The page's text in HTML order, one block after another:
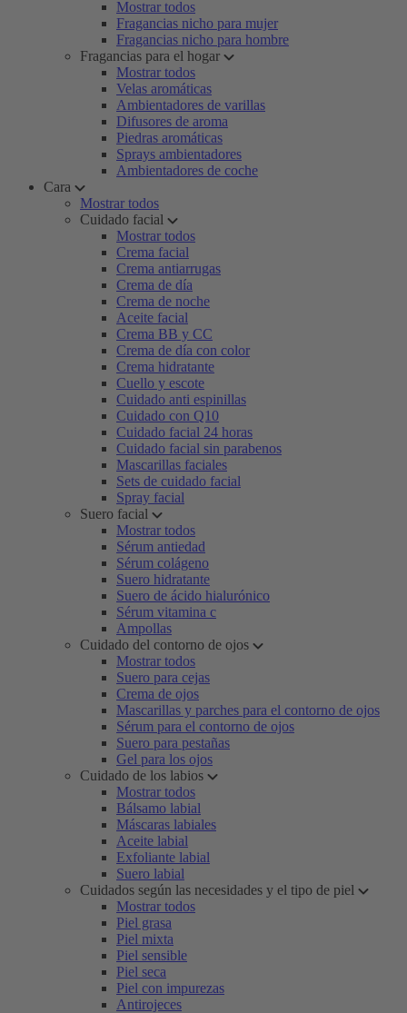
Mostrar todos
Fragancias nicho para mujer
Fragancias nicho para hombre
Fragancias para el hogar
Mostrar todos
Velas aromáticas
Ambientadores de varillas
Difusores de aroma
Piedras aromáticas
Sprays ambientadores
Ambientadores de coche
Cara
Mostrar todos
Cuidado facial
Mostrar todos
Crema facial
Crema antiarrugas
Crema de día
Crema de noche
Aceite facial
Crema BB y CC
Crema de día con color
Crema hidratante
Cuello y escote
Cuidado anti espinillas
Cuidado con Q10
Cuidado facial 24 horas
Cuidado facial sin parabenos
Mascarillas faciales
Sets de cuidado facial
Spray facial
Suero facial
Mostrar todos
Sérum antiedad
Sérum colágeno
Suero hidratante
Suero de ácido hialurónico
Sérum vitamina c
Ampollas
Cuidado del contorno de ojos
Mostrar todos
Suero para cejas
Crema de ojos
Mascarillas y parches para el contorno de ojos
Sérum para el contorno de ojos
Suero para pestañas
Gel para los ojos
Cuidado de los labios
Mostrar todos
Bálsamo labial
Máscaras labiales
Aceite labial
Exfoliante labial
Suero labial
Cuidados según las necesidades y el tipo de piel
Mostrar todos
Piel grasa
Piel mixta
Piel sensible
Piel seca
Piel con impurezas
Antirojeces